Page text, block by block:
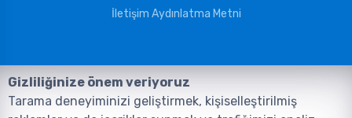
İletişim Aydınlatma Metni
Gizliliğinize önem veriyoruz
Tarama deneyiminizi geliştirmek, kişiselleştirilmiş